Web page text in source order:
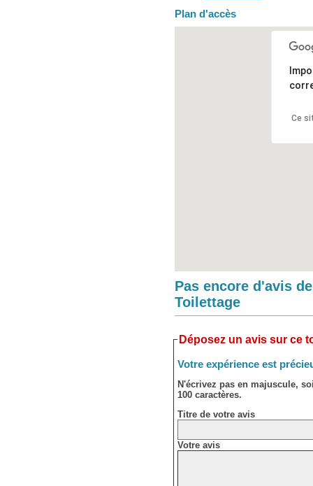
Plan d'accès
Ce
Pas encore d'avis
Toilettage
Déposez un avis sur ce
Votre expérience est
N'écrivez pas en majuscule,
100 caractères.
Titre de votre avis
Votre avis